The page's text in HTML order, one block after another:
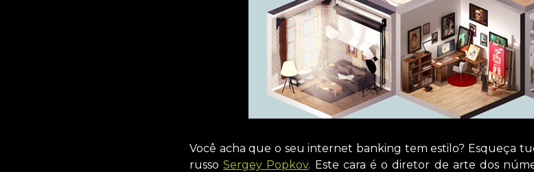
Você acha que o seu internet banking tem estilo? Esqueça
russoSergey Popkov. Este cara é o diretor de arte dos